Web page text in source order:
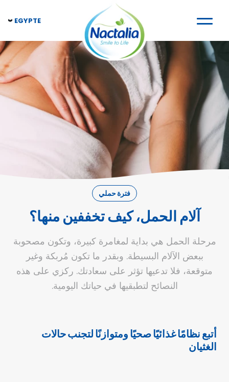
EGYPTE
فترة حملي
آلام الحمل، كيف تخففين منها؟
مرحلة الحمل هي بداية لمغامرة كبيرة، وتكون مصحوبة
ببعض الآلام البسيطة. وبقدر ما تكون مُربكة وغير
متوقعة، فلا تدعيها تؤثر على سعادتك. ركزي على هذه
النصائح لتطبقيها في حياتك اليومية.
أتبع نظامًا غذائيًا صحيًا ومتوازنًا لتجنب حالات
الغثيان